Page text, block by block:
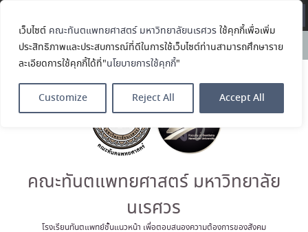
เว็บไซต์ คณะทันตแพทยศาสตร์ มหาวิทยาลัยนเรศวร ใช้คุกกี้เพื่อเพิ่ม
ประสิทธิภาพและประสบการณ์ที่ดีในการใช้เว็บไซต์ท่านสามารถศึกษาราย
ละเอียดการใช้คุกกี้ได้ที่"นโยบายการใช้คุกกี้"
Customize Reject All Accept All
News:
คณะทันตแพทยศาสตร์
มหาวิทยาลัยนเรศวร ร่วมออกบูธ
ประชาสัมพันธ์ หลักสูตรทันตแพทย
ประกาศนียบัตรผู้ช่วยทันตแพทย์
ในโครงการ Open House 2026
ตน ค้นหาตัวเอง
ประกาศคณะทันตแพทยศาสตร์
มหาวิทยาลัยนเรศวร เรื่อง ผู้ผ่าน
การสอบแข่งขันเข้าเป็นพนักงาน
ราชการ (เงินรายได้) ตำแหน่ง ผู้
ประมวลภาพบรรยากาศกิจกรรม
Dent Connect Board Game
คณะทันตแพทยศาสตร์ มหาวิทยาลัย
นเรศวร
โรงเรียนทันตแพทย์ชั้นแนวหน้า เพื่อตอบสนองความต้องการของสังคม